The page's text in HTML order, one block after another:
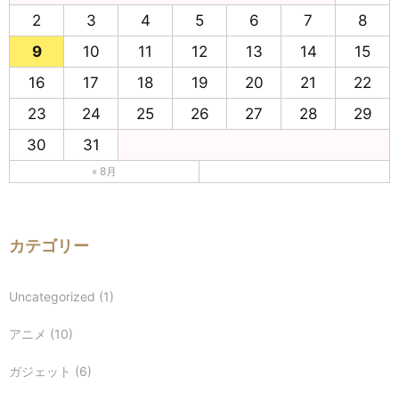
2
3 4 5 6 7
8
9
10 11 12 13 14
15
16
17 18 19 20 21
22
23
24 25 26 27 28
29
30
31
« 8月
カテゴリー
Uncategorized (1)
アニメ (10)
ガジェット (6)